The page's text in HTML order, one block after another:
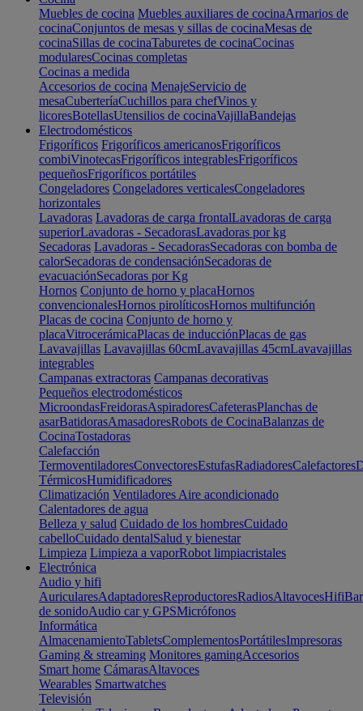
Muebles de cocina Muebles auxiliares de cocinaArmarios de
cocinaConjuntos de mesas y sillas de cocinaMesas de
cocinaSillas de cocinaTaburetes de cocinaCocinas
modularesCocinas completas
Cocinas a medida
Accesorios de cocina MenajeServicio de
mesaCuberteríaCuchillos para chefVinos y
licoresBotellasUtensilios de cocinaVajillaBandejas
Electrodomésticos
Frigoríficos Frigoríficos americanosFrigoríficos
combiVinotecasFrigoríficos integrablesFrigoríficos
pequeñosFrigoríficos portátiles
Congeladores Congeladores verticalesCongeladores
horizontales
Lavadoras Lavadoras de carga frontalLavadoras de carga
superiorLavadoras - SecadorasLavadoras por kg
Secadoras Lavadoras - SecadorasSecadoras con bomba de
calorSecadoras de condensaciónSecadoras de
evacuaciónSecadoras por Kg
Hornos Conjunto de horno y placaHornos
convencionalesHornos pirolíticosHornos multifunción
Placas de cocina Conjunto de horno y
placaVitrocerámicaPlacas de inducciónPlacas de gas
Lavavajillas Lavavajillas 60cmLavavajillas 45cmLavavajillas
integrables
Campanas extractoras Campanas decorativas
Pequeños electrodomésticos
MicroondasFreidorasAspiradoresCafeterasPlanchas de
asarBatidorasAmasadoresRobots de CocinaBalanzas de
CocinaTostadoras
Calefacción
TermoventiladoresConvectoresEstufasRadiadoresCalefactores
TérmicosHumidificadores
Climatización Ventiladores Aire acondicionado
Calentadores de agua
Belleza y salud Cuidado de los hombresCuidado
cabelloCuidado dentalSalud y bienestar
Limpieza Limpieza a vaporRobot limpiacristales
Electrónica
Audio y hifi
AuricularesAdaptadoresReproductoresRadiosAltavocesHifi
de sonidoAudio car y GPSMicrófonos
Informática
AlmacenamientoTabletsComplementosPortátilesImpresoras
Gaming & streaming Monitores gamingAccesorios
Smart home CámarasAltavoces
Wearables Smartwatches
Televisión